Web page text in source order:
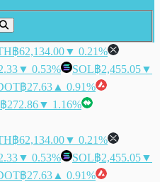
฿62,134.00▼ 0.21%
▼ 0.53% SOL฿2,455.05▼
฿27.63 ▲ 0.91%
฿272.86▼ 1.16%
฿62,134.00▼ 0.21%
▼ 0.53% SOL฿2,455.05▼
฿27.63 ▲ 0.91%